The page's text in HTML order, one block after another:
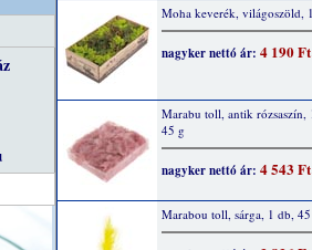
Moha keverék, világoszöld,
nagyker nettó ár: 4 190 Ft
Marabu toll, antik rózsaszín,
45 g
nagyker nettó ár: 4 543 Ft
Marabou toll, sárga, 1 db,